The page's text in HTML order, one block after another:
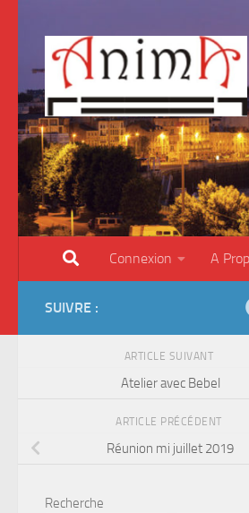
Connexion A
SUIVRE :
ARTICLE SUIVANT
Atelier avec Bebel
ARTICLE PRÉCÉDENT
Réunion mi juillet 2019
Recherche